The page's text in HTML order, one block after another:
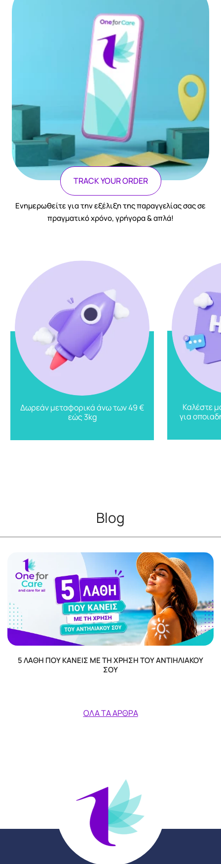
TRACK YOUR ORDER
Ενημερωθείτε για την εξέλιξη της παραγγελίας σας σε
πραγματικό χρόνο, γρήγορα & απλά!
Δωρεάν μεταφορικά άνω των 49 €
εώς 3kg
Καλέστε
για
Blog
5 ΛΆΘΗ ΠΟΥ ΚΆΝΕΙΣ ΜΕ ΤΗ ΧΡΉΣΗ ΤΟΥ ΑΝΤΙΗΛΙΑΚΟΎ
ΣΟΥ
ΌΛΑ ΤΑ ΆΡΘΡΑ